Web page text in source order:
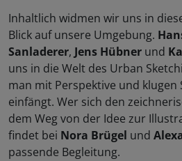
Inhaltlich widmen wir uns in
Blick auf unsere Umgebung.
Sanladerer, Jens Hübner und
uns in die Welt des Urban
man mit Perspektive und klugen
einfängt. Wer sich den
dem Weg von der Idee zur
findet bei Nora Brügel und
passende Begleitung.